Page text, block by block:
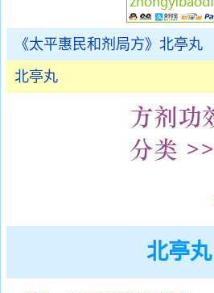
《太平惠民和剂局方》北亭丸
北亭丸
北亭丸